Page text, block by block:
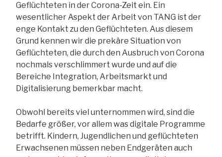
Geflüchteten in der Corona-Zeit ein. Ein
wesentlicher Aspekt der Arbeit von TANG ist der
enge Kontakt zu den Geflüchteten. Aus diesem
Grund kennen wir die prekäre Situation von
Geflüchteten, die durch den Ausbruch von Corona
nochmals verschlimmert wurde und auf die
Bereiche Integration, Arbeitsmarkt und
Digitalisierung bemerkbar macht.
Obwohl bereits viel unternommen wird, sind die
Bedarfe größer, vor allem was digitale Programme
betrifft. Kindern, Jugendlichen und geflüchteten
Erwachsenen müssen neben Endgeräten auch